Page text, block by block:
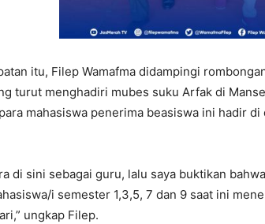
itu, Filep Wamafma didampingi
turut menghadiri mubes suku Arfak di
mahasiswa penerima beasiswa ini hadir
di sini sebagai guru, lalu saya buktikan
i semester 1,3,5, 7 dan 9 saat ini
ungkap Filep.